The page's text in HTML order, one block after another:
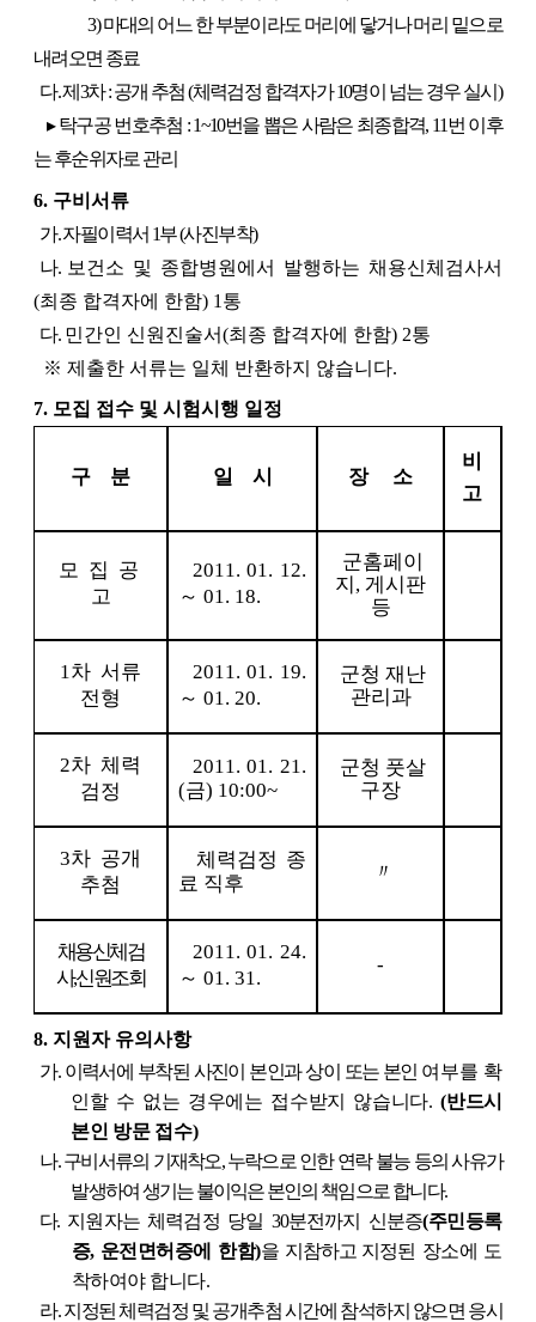
3) 마대의 어느 한 부분이라도 머리에 닿거나 머리 밑으로
내려오면 종료
다. 제3차 : 공개 추첨 (체력검정 합격자가 10명이 넘는 경우 실시)
▸ 탁구공 번호추첨 : 1~10번을 뽑은 사람은 최종합격, 11번 이후
는 후순위자로 관리
6. 구비서류
가. 자필이력서 1부 (사진부착)
나. 보건소 및 종합병원에서 발행하는 채용신체검사서
(최종 합격자에 한함) 1통
다.민간인 신원진술서(최종 합격자에 한함) 2통
※ 제출한 서류는 일체 반환하지 않습니다.
7. 모집 접수 및 시험시행 일정
구 분 일 시 장 소
비
고
모 집 공
고
2011. 01. 12.
～ 01. 18.
군홈페이
지, 게시판
등
1차 서류
전형
2011. 01. 19.
～ 01. 20.
군청 재난
관리과
2차 체력
검정
2011. 01. 21.
(금) 10:00~
군청 풋살
구장
3차 공개
추첨
체력검정 종
료 직후
〃
채용신체검
사,신원조회
2011. 01. 24.
～ 01. 31.
-
8. 지원자 유의사항
가. 이력서에 부착된 사진이 본인과 상이 또는 본인 여부를 확
인할 수 없는 경우에는 접수받지 않습니다.(반드시
본인 방문 접수)
나. 구비서류의 기재착오, 누락으로 인한 연락 불능 등의 사유가
발생하여 생기는 불이익은 본인의 책임으로 합니다.
다. 지원자는 체력검정 당일 30분전까지 신분증(주민등록
증, 운전면허증에 한함)을 지참하고 지정된 장소에 도
착하여야 합니다.
라. 지정된 체력검정 및 공개추첨 시간에 참석하지 않으면 응시